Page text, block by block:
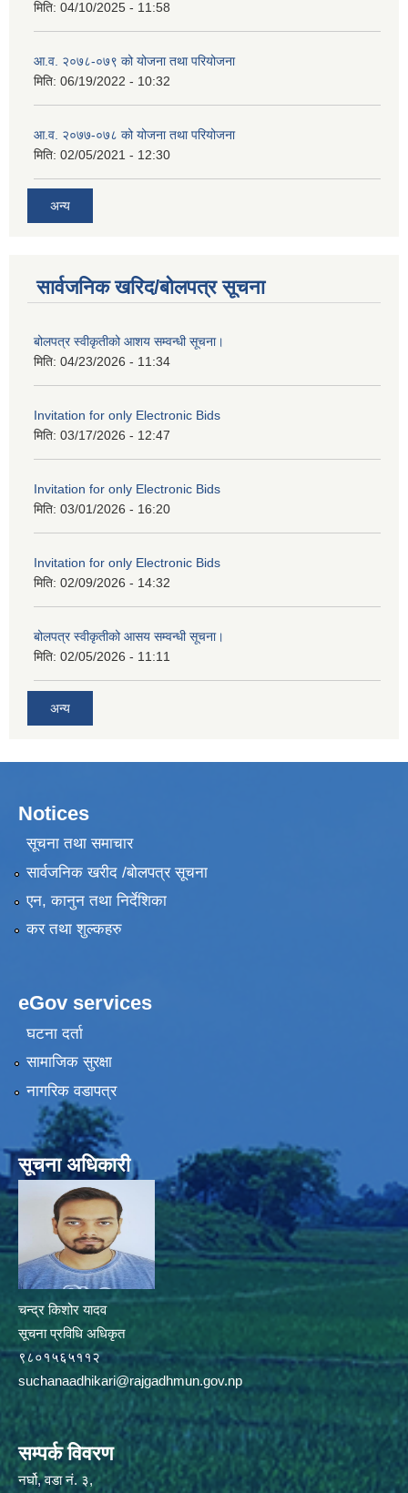
मिति: 04/10/2025 - 11:58
आ.व. २०७८-०७९ को योजना तथा परियोजना
मिति: 06/19/2022 - 10:32
आ.व. २०७७-०७८ को योजना तथा परियोजना
मिति: 02/05/2021 - 12:30
अन्य
सार्वजनिक खरिद/बोलपत्र सूचना
बोलपत्र स्वीकृतीको आशय सम्वन्धी सूचना।
मिति: 04/23/2026 - 11:34
Invitation for only Electronic Bids
मिति: 03/17/2026 - 12:47
Invitation for only Electronic Bids
मिति: 03/01/2026 - 16:20
Invitation for only Electronic Bids
मिति: 02/09/2026 - 14:32
बोलपत्र स्वीकृतीको आसय सम्वन्धी सूचना।
मिति: 02/05/2026 - 11:11
अन्य
Notices
सूचना तथा समाचार
सार्वजनिक खरीद /बोलपत्र सूचना
एन, कानुन तथा निर्देशिका
कर तथा शुल्कहरु
eGov services
घटना दर्ता
सामाजिक सुरक्षा
नागरिक वडापत्र
सूचना अधिकारी
चन्द्र किशोर यादव
सूचना प्रविधि अधिकृत
९८०१५६५११२
suchanaadhikari@rajgadhmun.gov.np
सम्पर्क विवरण
नर्घो, वडा नं. ३,